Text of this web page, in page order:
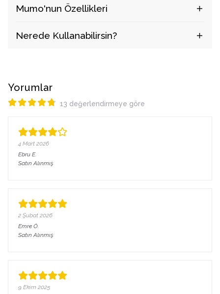
Mumo'nun Özellikleri
Nerede Kullanabilirsin?
Yorumlar
13 değerlendirmeye göre
4 Mart 2026
Ebru E.
Satın Alınmış
2 Şubat 2026
Emre Ö.
Satın Alınmış
9 Ekim 2025